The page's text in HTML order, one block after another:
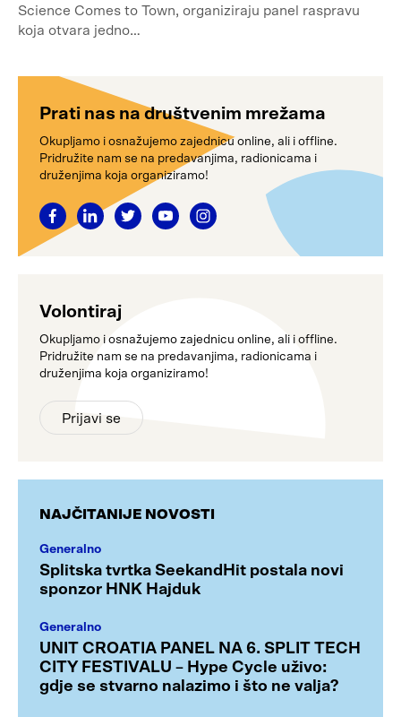
Science Comes to Town, organiziraju panel raspravu
koja otvara jedno…
Prati nas na društvenim mrežama
Okupljamo i osnažujemo zajednicu online, ali i offline.
Pridružite nam se na predavanjima, radionicama i
druženjima koja organiziramo!
Volontiraj
Okupljamo i osnažujemo zajednicu online, ali i offline.
Pridružite nam se na predavanjima, radionicama i
druženjima koja organiziramo!
Prijavi se
NAJČITANIJE NOVOSTI
Generalno
Splitska tvrtka SeekandHit postala novi
sponzor HNK Hajduk
Generalno
UNIT CROATIA PANEL NA 6. SPLIT TECH
CITY FESTIVALU – Hype Cycle uživo:
gdje se stvarno nalazimo i što ne valja?